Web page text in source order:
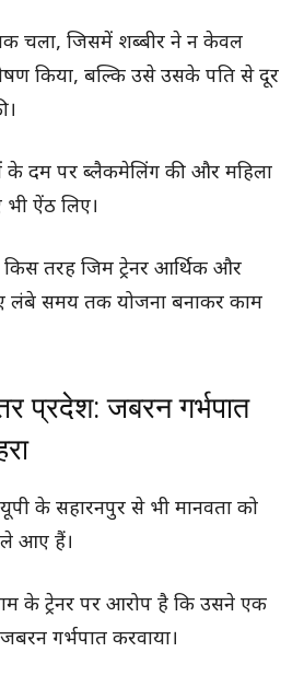
चला, जिसमें शब्बीर ने न केवल
किया, बल्कि उसे उसके पति से दूर
के दम पर ब्लैकमेलिंग की और महिला
ऐंठ लिए।
किस तरह जिम ट्रेनर आर्थिक और
लंबे समय तक योजना बनाकर काम
प्रदेश: जबरन गर्भपात
के सहारनपुर से भी मानवता को
आए हैं।
के ट्रेनर पर आरोप है कि उसने एक
गर्भपात करवाया।